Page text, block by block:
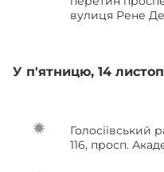
вулиця Рене
У п'ятницю, 14
Голосіївський
116, просп.